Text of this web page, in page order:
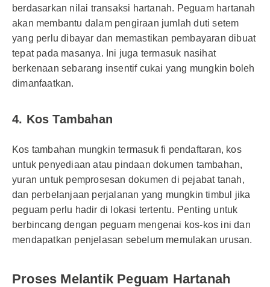
berdasarkan nilai transaksi hartanah. Peguam hartanah
akan membantu dalam pengiraan jumlah duti setem
yang perlu dibayar dan memastikan pembayaran dibuat
tepat pada masanya. Ini juga termasuk nasihat
berkenaan sebarang insentif cukai yang mungkin boleh
dimanfaatkan.
4. Kos Tambahan
Kos tambahan mungkin termasuk fi pendaftaran, kos
untuk penyediaan atau pindaan dokumen tambahan,
yuran untuk pemprosesan dokumen di pejabat tanah,
dan perbelanjaan perjalanan yang mungkin timbul jika
peguam perlu hadir di lokasi tertentu. Penting untuk
berbincang dengan peguam mengenai kos-kos ini dan
mendapatkan penjelasan sebelum memulakan urusan.
Proses Melantik Peguam Hartanah